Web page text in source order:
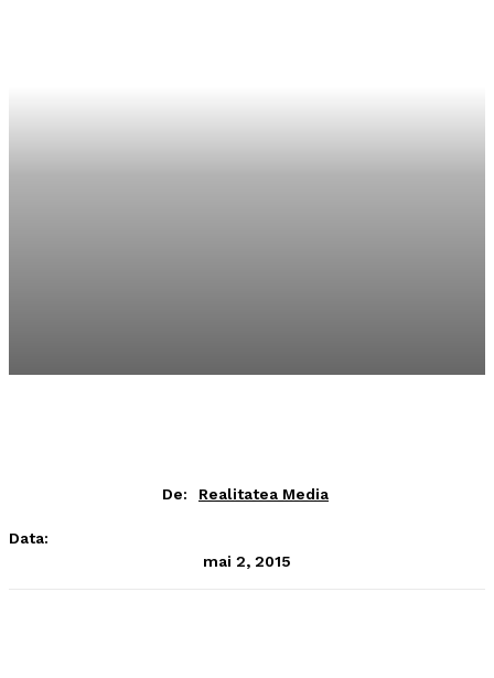
De: Realitatea Media
Data:
mai 2, 2015